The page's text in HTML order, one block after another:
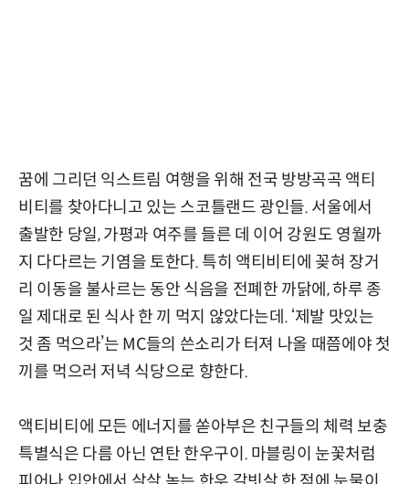
꿈에 그리던 익스트림 여행을 위해 전국 방방곡곡 액티
비티를 찾아다니고 있는 스코틀랜드 광인들. 서울에서
출발한 당일, 가평과 여주를 들른 데 이어 강원도 영월까
지 다다르는 기염을 토한다. 특히 액티비티에 꽂혀 장거
리 이동을 불사르는 동안 식음을 전폐한 까닭에, 하루 종
일 제대로 된 식사 한 끼 먹지 않았다는데. ‘제발 맛있는
것 좀 먹으라’는 MC들의 쓴소리가 터져 나올 때쯤에야 첫
끼를 먹으러 저녁 식당으로 향한다.
액티비티에 모든 에너지를 쏟아부은 친구들의 체력 보충
특별식은 다름 아닌 연탄 한우구이. 마블링이 눈꽃처럼